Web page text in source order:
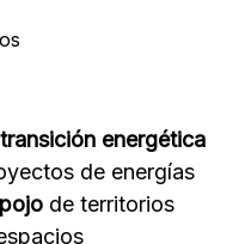
transición energética
de energías
de territorios